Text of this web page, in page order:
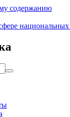
содержанию